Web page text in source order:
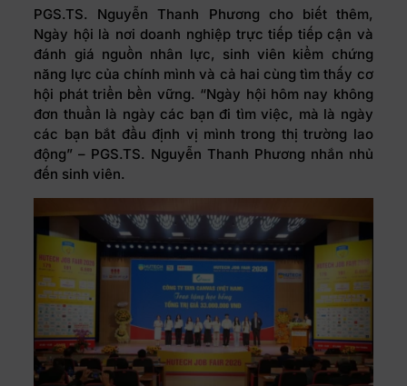
PGS.TS. Nguyễn Thanh Phương cho biết thêm,
Ngày hội là nơi doanh nghiệp trực tiếp tiếp cận và
đánh giá nguồn nhân lực, sinh viên kiểm chứng
năng lực của chính mình và cả hai cùng tìm thấy cơ
hội phát triển bền vững. “Ngày hội hôm nay không
đơn thuần là ngày các bạn đi tìm việc, mà là ngày
các bạn bắt đầu định vị mình trong thị trường lao
động” – PGS.TS. Nguyễn Thanh Phương nhắn nhủ
đến sinh viên.